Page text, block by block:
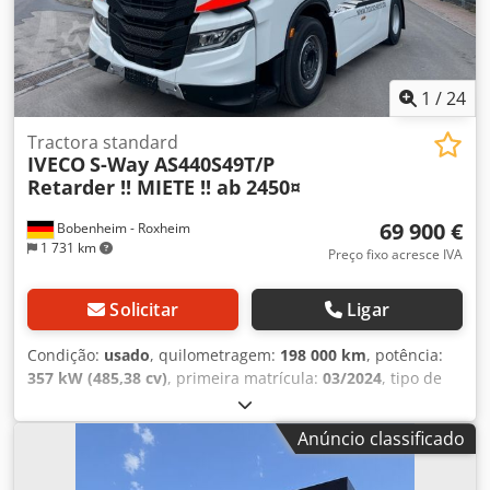
1 /24
Bobenheim - Roxheim
1 731 km
Tractora standard
IVECOS-Way AS440S49T/P
Retarder !! MIETE !! ab 2450¤
69 900 €
Preço fixo acresce IVA
Solicitar Ligar
Condição: usado, quilometragem: 198 000 km, potência:
357 kW (485,38 cv), primeira matrícula: 03/2024, tipo de
, peso total:
eixo:2 eixos, travões:retardador, cor:branco, tipo de
automático , classe de emissão: Euro 6,
Equipamento:ABS, aquecedor estacionário, ar
Anúncio classificado